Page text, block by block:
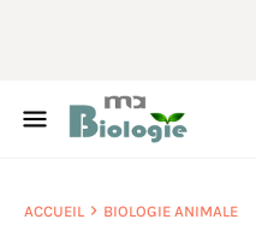
ACCUEIL BIOLOGIE ANIMALE